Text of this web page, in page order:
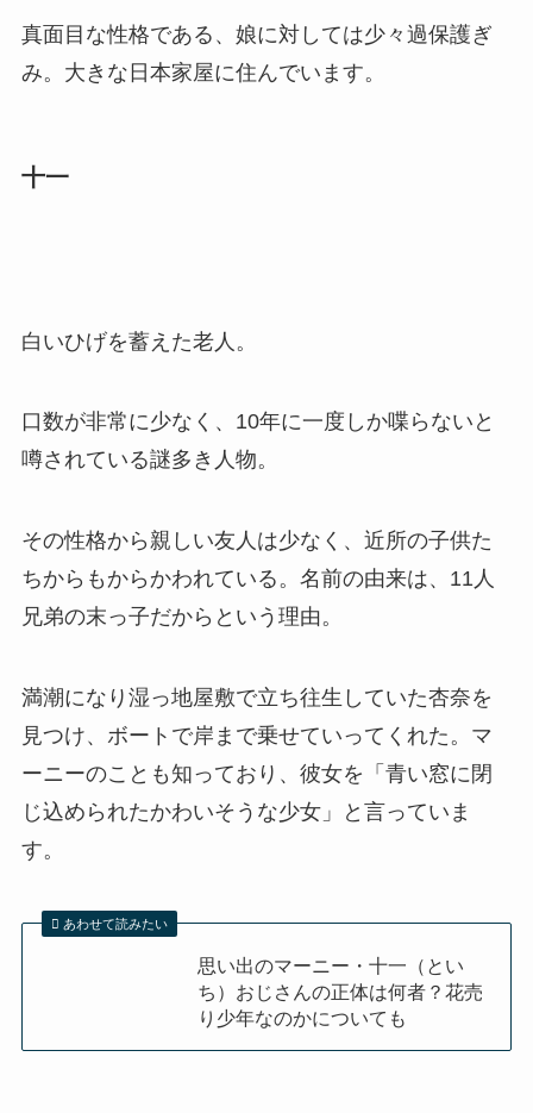
真面目な性格である、娘に対しては少々過保護ぎ
み。大きな日本家屋に住んでいます。
十一
白いひげを蓄えた老人。
口数が非常に少なく、10年に一度しか喋らないと
噂されている謎多き人物。
その性格から親しい友人は少なく、近所の子供た
ちからもからかわれている。名前の由来は、11人
兄弟の末っ子だからという理由。
満潮になり湿っ地屋敷で立ち往生していた杏奈を
見つけ、ボートで岸まで乗せていってくれた。マ
ーニーのことも知っており、彼女を「青い窓に閉
じ込められたかわいそうな少女」と言っていま
す。
あわせて読みたい
思い出のマーニー・十一（とい
ち）おじさんの正体は何者？花売
り少年なのかについても